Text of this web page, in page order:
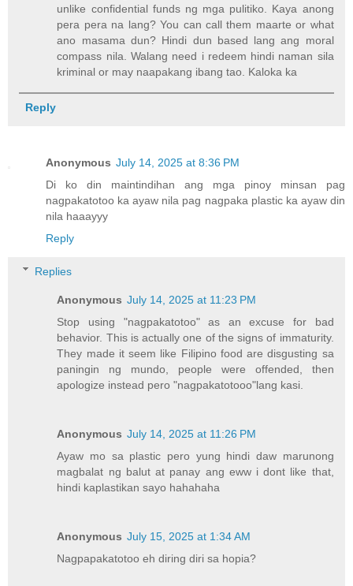
unlike confidential funds ng mga pulitiko. Kaya anong
pera pera na lang? You can call them maarte or what
ano masama dun? Hindi dun based lang ang moral
compass nila. Walang need i redeem hindi naman sila
kriminal or may naapakang ibang tao. Kaloka ka
Reply
Anonymous July 14, 2025 at 8:36 PM
Di ko din maintindihan ang mga pinoy minsan pag
nagpakatotoo ka ayaw nila pag nagpaka plastic ka ayaw din
nila haaayyy
Reply
Replies
Anonymous July 14, 2025 at 11:23 PM
Stop using "nagpakatotoo" as an excuse for bad
behavior. This is actually one of the signs of immaturity.
They made it seem like Filipino food are disgusting sa
paningin ng mundo, people were offended, then
apologize instead pero "nagpakatotooo"lang kasi.
Anonymous July 14, 2025 at 11:26 PM
Ayaw mo sa plastic pero yung hindi daw marunong
magbalat ng balut at panay ang eww i dont like that,
hindi kaplastikan sayo hahahaha
Anonymous July 15, 2025 at 1:34 AM
Nagpapakatotoo eh diring diri sa hopia?